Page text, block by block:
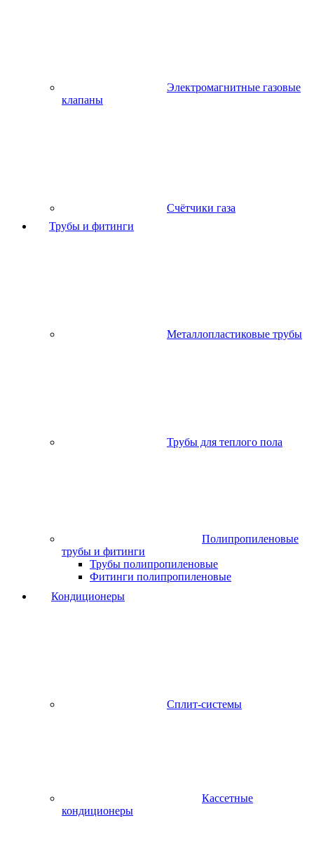
Электромагнитные газовые
клапаны
Счётчики газа
Трубы и фитинги
Металлопластиковые трубы
Трубы для теплого пола
Полипропиленовые
трубы и фитинги
Трубы полипропиленовые
Фитинги полипропиленовые
Кондиционеры
Сплит-системы
Кассетные
кондиционеры